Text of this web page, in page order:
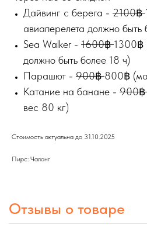
Дайвинг с берега - 2100฿
авиаперелета должно быть
Sea Walker - 1600฿1300฿
должно быть более 18 ч)
Парашют - 900฿800฿
Катание на банане - 900
вес 80 кг)
Стоимость актуальна до 31.10.2025
Пирс: Чалонг
Отзывы о товаре